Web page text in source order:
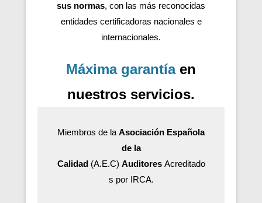
sus normas, con las más reconocidas
entidades certificadoras nacionales e
internacionales.
Máxima garantíaen
nuestros servicios.
Miembros de la Asociación Española
de la
Calidad(A.E.C) AuditoresAcreditado
s por IRCA.